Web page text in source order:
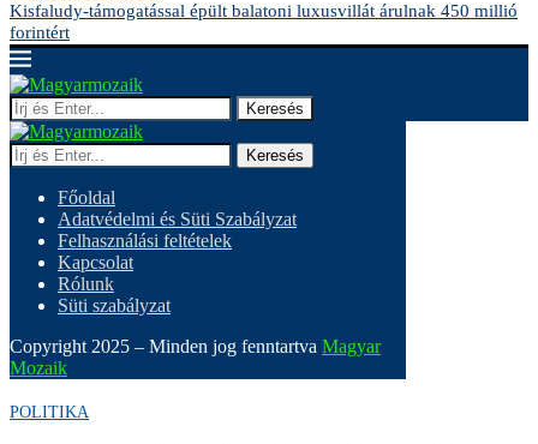
Kisfaludy-támogatással épült balatoni luxusvillát árulnak 450 millió
forintért
Keresés
Keresés
Főoldal
Adatvédelmi és Süti Szabályzat
Felhasználási feltételek
Kapcsolat
Rólunk
Süti szabályzat
Copyright 2025 – Minden jog fenntartva Magyar
Mozaik
POLITIKA